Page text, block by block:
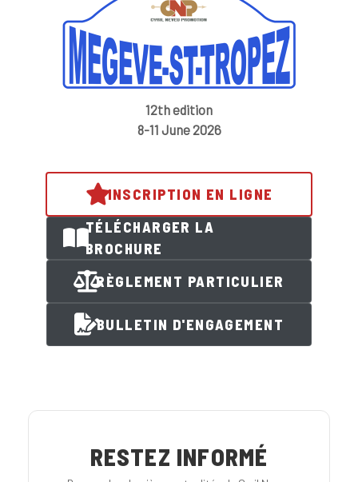
12th edition
8-11 June 2026
INSCRIPTION EN LIGNE
TÉLÉCHARGER LA
BROCHURE
RÈGLEMENT PARTICULIER
BULLETIN D'ENGAGEMENT
RESTEZ INFORMÉ